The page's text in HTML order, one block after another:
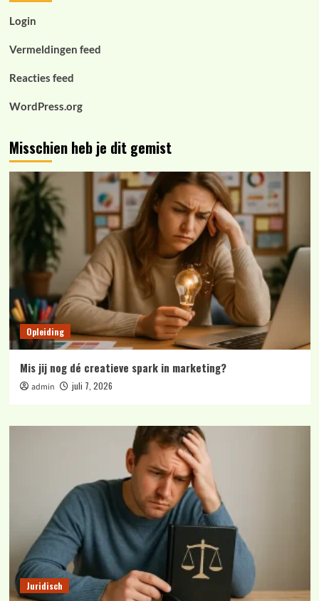
Login
Vermeldingen feed
Reacties feed
WordPress.org
Misschien heb je dit gemist
Opleiding
Mis jij nog dé creatieve spark in marketing?
admin juli 7, 2026
Juridisch